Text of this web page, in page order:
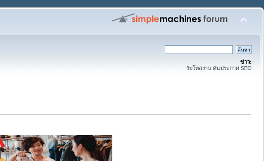
ข่าว:
รับโพสงาน ดันประกาศ SEO